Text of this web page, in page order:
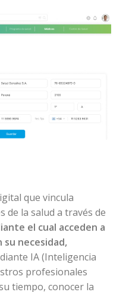
que vincula
de la salud a través de
el cual acceden a
su necesidad,
IA (Inteligencia
profesionales
tiempo, conocer la